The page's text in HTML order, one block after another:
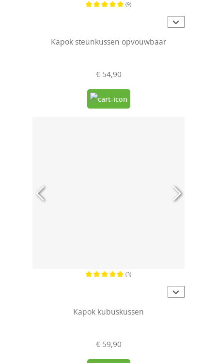
(9)
Kapok steunkussen opvouwbaar
€ 54,90
(3)
Kapok kubuskussen
€ 59,90